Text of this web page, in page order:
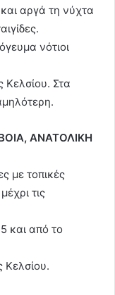
αργά τη νύχτα
νότιοι
Στα
ΑΝΑΤΟΛΙΚΗ
με τοπικές
τις
και από το